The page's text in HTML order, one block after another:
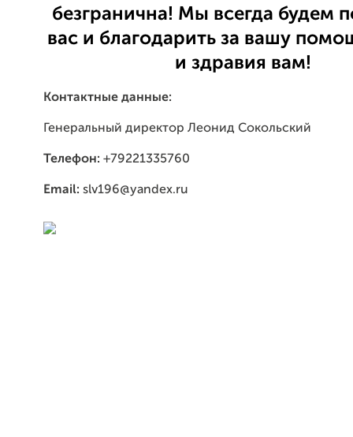
безгранична! Мы всегда будем
вас и благодарить за вашу
и здравия вам!
Контактные данные:
Генеральный директор Леонид Сокольский
Телефон: +79221335760
Email: slv196@yandex.ru